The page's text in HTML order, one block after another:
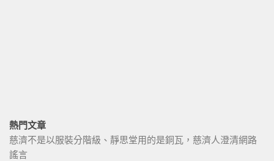
熱門文章
慈濟不是以服裝分階級、靜思堂用的是銅瓦，慈濟人澄清網路
謠言